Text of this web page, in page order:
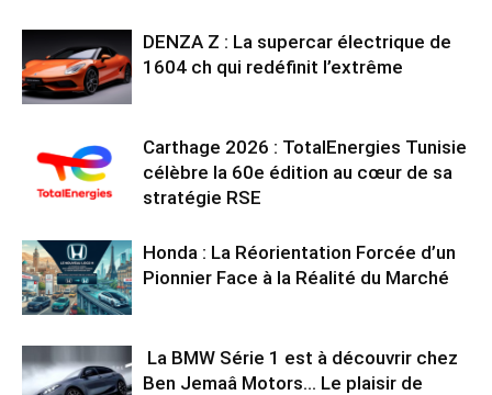
DENZA Z : La supercar électrique de
1604 ch qui redéfinit l’extrême
Carthage 2026 : TotalEnergies Tunisie
célèbre la 60e édition au cœur de sa
stratégie RSE
Honda : La Réorientation Forcée d’un
Pionnier Face à la Réalité du Marché
La BMW Série 1 est à découvrir chez
Ben Jemaâ Motors… Le plaisir de